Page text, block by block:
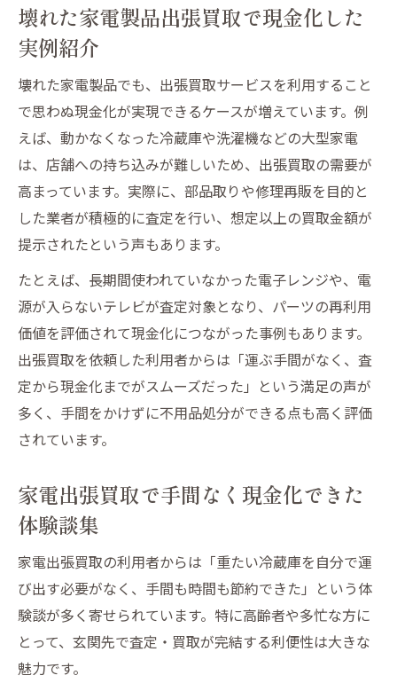
壊れた家電製品出張買取で現金化した
実例紹介
壊れた家電製品でも、出張買取サービスを利用すること
で思わぬ現金化が実現できるケースが増えています。例
えば、動かなくなった冷蔵庫や洗濯機などの大型家電
は、店舗への持ち込みが難しいため、出張買取の需要が
高まっています。実際に、部品取りや修理再販を目的と
した業者が積極的に査定を行い、想定以上の買取金額が
提示されたという声もあります。
たとえば、長期間使われていなかった電子レンジや、電
源が入らないテレビが査定対象となり、パーツの再利用
価値を評価されて現金化につながった事例もあります。
出張買取を依頼した利用者からは「運ぶ手間がなく、査
定から現金化までがスムーズだった」という満足の声が
多く、手間をかけずに不用品処分ができる点も高く評価
されています。
家電出張買取で手間なく現金化できた
体験談集
家電出張買取の利用者からは「重たい冷蔵庫を自分で運
び出す必要がなく、手間も時間も節約できた」という体
験談が多く寄せられています。特に高齢者や多忙な方に
とって、玄関先で査定・買取が完結する利便性は大きな
魅力です。